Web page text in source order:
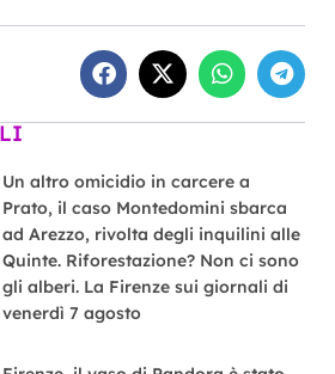
Un altro omicidio in carcere a
Prato, il caso Montedomini sbarca
ad Arezzo, rivolta degli inquilini alle
Quinte. Riforestazione? Non ci sono
gli alberi. La Firenze sui giornali di
venerdì 7 agosto